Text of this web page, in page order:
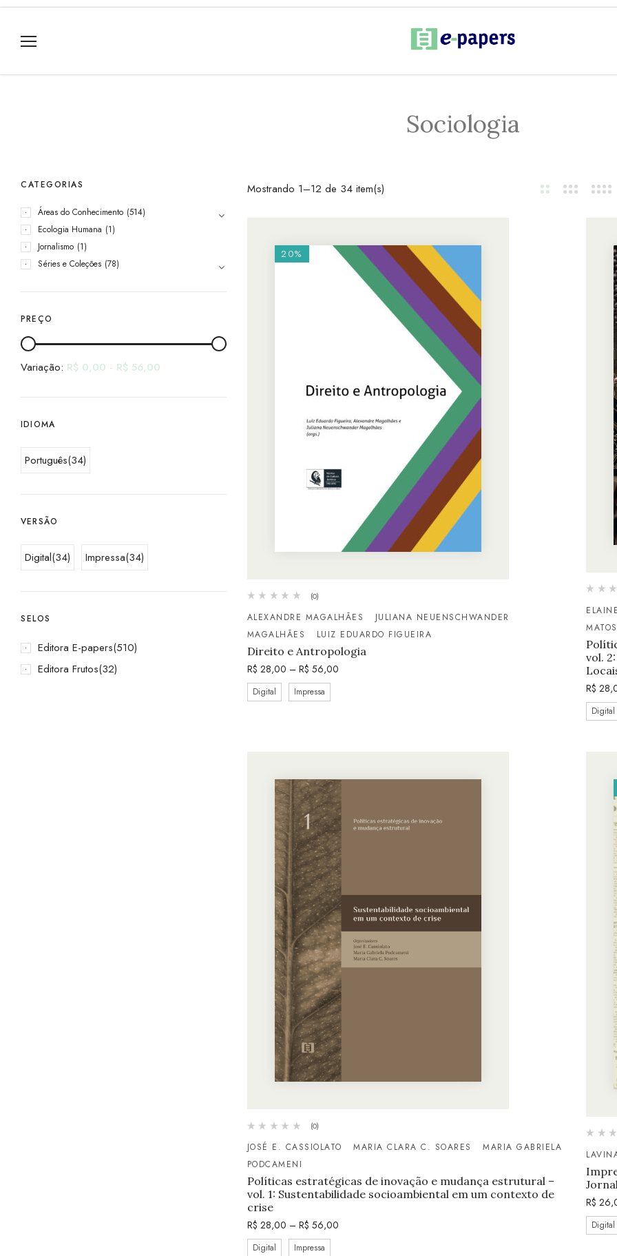
Sociologia
CATEGORIAS
Áreas do Conhecimento (514)
Ecologia Humana (1)
Jornalismo (1)
Séries e Coleções (78)
PREÇO
Variação: R$ 0,00 - R$ 56,00
IDIOMA
Português(34)
VERSÃO
Digital(34) Impressa(34)
SELOS
Editora E-papers(510)
Editora Frutos(32)
Mostrando 1–12 de 34 item(s)
20%
(0)
ALEXANDRE MAGALHÃES
JULIANA NEUENSCHWANDER
MAGALHÃES
LUIZ EDUARDO FIGUEIRA
Direito e Antropologia
R$ 28,00 – R$ 56,00
Digital Impressa
MATOS
vol.
R$
Digital
(0)
JOSÉ E. CASSIOLATO MARIA CLARA C. SOARES
MARIA GABRIELA
PODCAMENI
Políticas estratégicas de inovação e mudança estrutural –
vol. 1: Sustentabilidade socioambiental em um contexto de
crise
R$ 28,00 – R$ 56,00
Digital Impressa
R$
Digital